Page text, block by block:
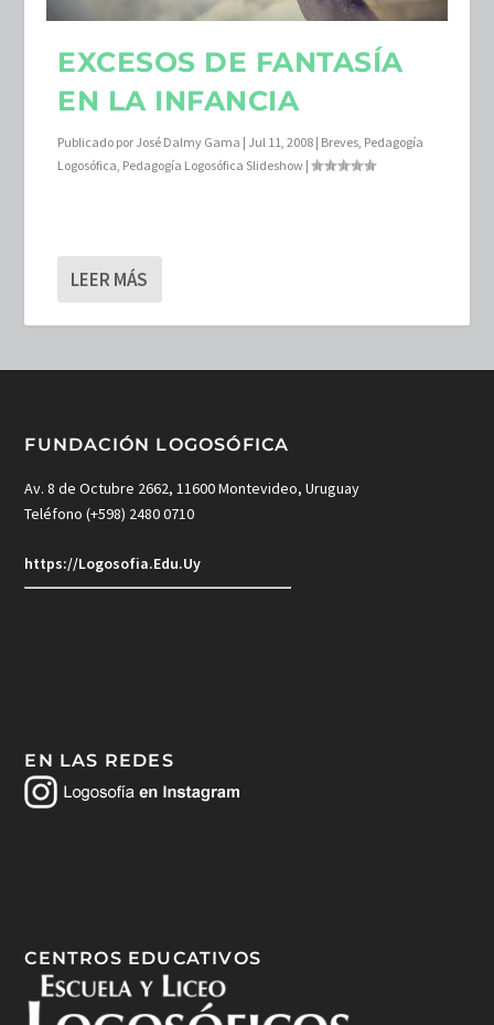
EXCESOS DE FANTASÍA
EN LA INFANCIA
Publicado por José Dalmy Gama | Jul 11, 2008 | Breves Pedagogía
Logosófica Pedagogía Logosófica Slideshow |
LEER MÁS
FUNDACIÓN LOGOSÓFICA
Av. 8 de Octubre 2662, 11600 Montevideo, Uruguay
Teléfono (+598) 2480 0710
https://Logosofia.Edu.Uy
EN LAS REDES
CENTROS EDUCATIVOS